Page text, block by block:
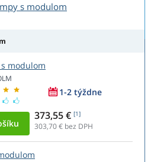
s modulom
modulom
1-2 týždne
373,55 € [1]
303,70€ bez DPH